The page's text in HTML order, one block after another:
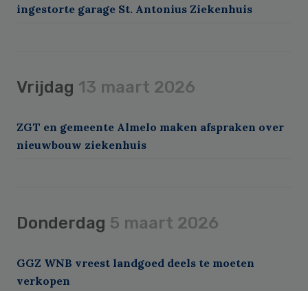
ingestorte garage St. Antonius Ziekenhuis
Vrijdag 13 maart 2026
ZGT en gemeente Almelo maken afspraken over
nieuwbouw ziekenhuis
Donderdag 5 maart 2026
GGZ WNB vreest landgoed deels te moeten
verkopen